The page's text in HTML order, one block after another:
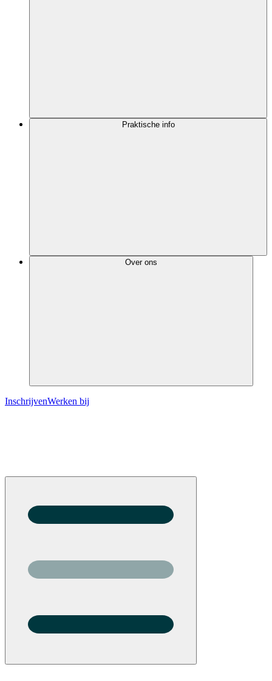
Praktische info
Over ons
InschrijvenWerken bij